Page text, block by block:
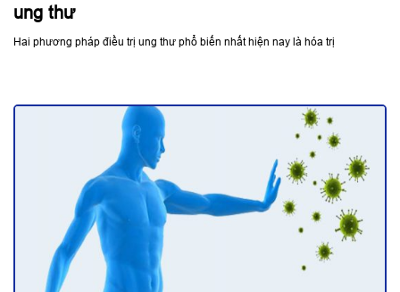
ung thư
Hai phương pháp điều trị ung thư phổ biến nhất hiện nay là hóa trị